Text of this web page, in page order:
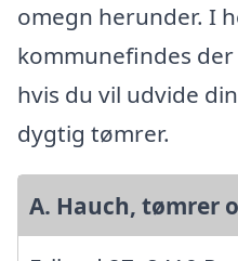
omegn herunder. I
kommunefindes
hvis du vil udvide
dygtig tømrer.
A. Hauch, tømrer